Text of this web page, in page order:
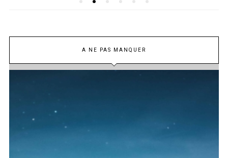
A NE PAS MANQUER